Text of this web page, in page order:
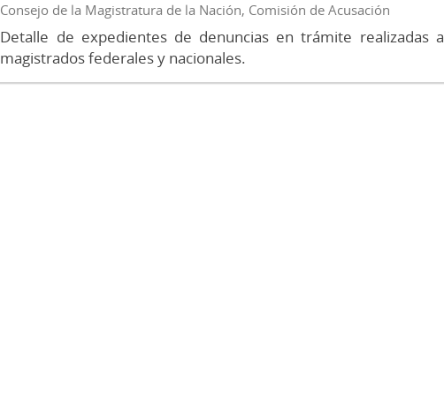
Consejo de la Magistratura de la Nación, Comisión de Acusación
Detalle de expedientes de denuncias en trámite realizadas a
magistrados federales y nacionales.